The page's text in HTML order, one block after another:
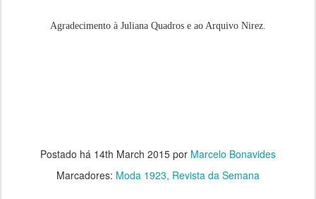
Agradecimento à Juliana Quadros e ao Arquivo Nirez.
Postado há 14th March 2015 por Marcelo Bonavides
Marcadores: Moda 1923 Revista da Semana